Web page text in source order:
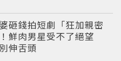
砸錢拍短劇「狂加親密
鮮肉男星受不了絕望
伸舌頭